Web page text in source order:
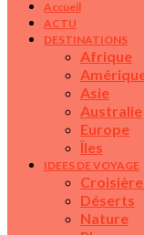
Accueil
ACTU
DESTINATIONS
Afrique
Asie
Australie
Europe
Îles
IDEES DE VOYAGE
Déserts
Nature